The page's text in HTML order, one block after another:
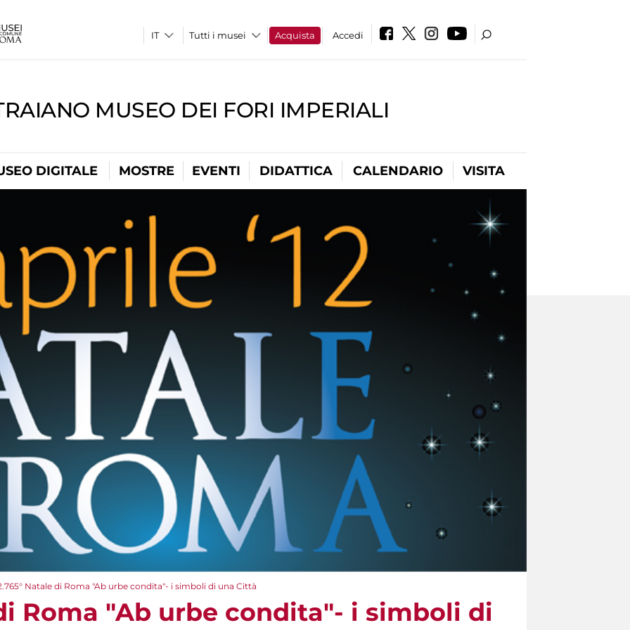
Tutti i musei Acquista Accedi
MUSEO DEI FORI IMPERIALI
DIGITALE MOSTRE EVENTI DIDATTICA CALENDARIO VISITA
Natale di Roma "Ab urbe condita"- i simboli di una Città
Roma "Ab urbe condita"- i simboli di